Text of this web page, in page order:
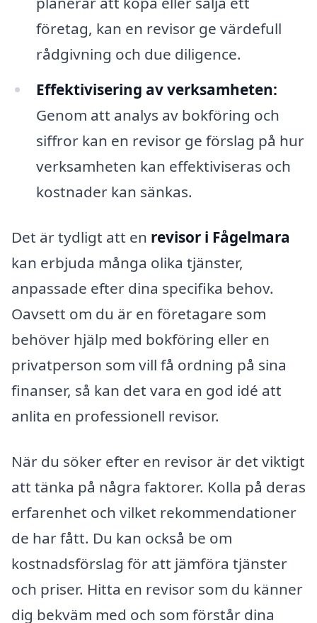
företag, kan en revisor ge värdefull
rådgivning och due diligence.
Effektivisering av verksamheten:
Genom att analys av bokföring och
siffror kan en revisor ge förslag på hur
verksamheten kan effektiviseras och
kostnader kan sänkas.
Det är tydligt att en revisor i Fågelmara
kan erbjuda många olika tjänster,
anpassade efter dina specifika behov.
Oavsett om du är en företagare som
behöver hjälp med bokföring eller en
privatperson som vill få ordning på sina
finanser, så kan det vara en god idé att
anlita en professionell revisor.
När du söker efter en revisor är det viktigt
att tänka på några faktorer. Kolla på deras
erfarenhet och vilket rekommendationer
de har fått. Du kan också be om
kostnadsförslag för att jämföra tjänster
och priser. Hitta en revisor som du känner
dig bekväm med och som förstår dina